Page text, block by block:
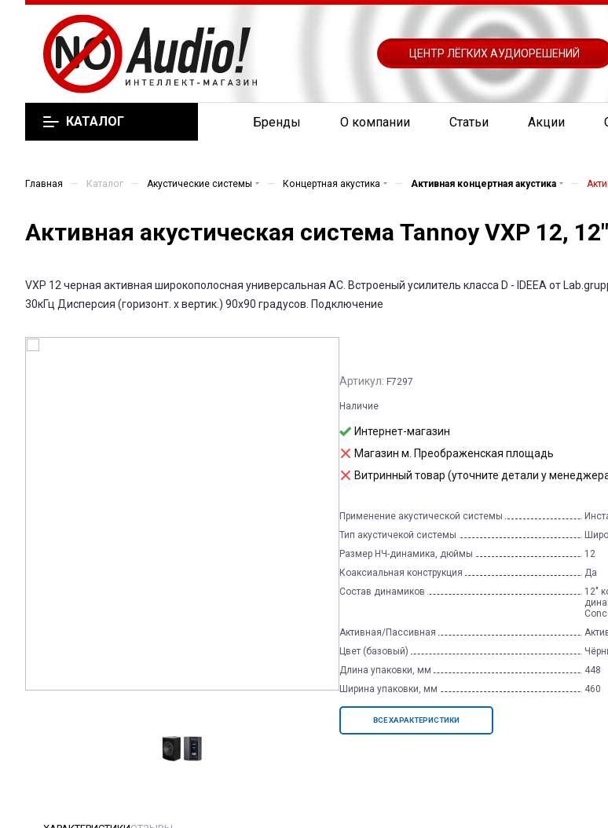
ЦЕНТР ЛЁГКИХ АУДИОРЕШЕНИЙ
КАТАЛОГ Бренды О компании Статьи Акции
Главная — Каталог — Акустические системы — Концертная акустика — Активная концертная акустика —
Активная акустическая система Tannoy VXP 12,
VXP 12 черная активная широкополосная универсальная АС. Встроеный усилитель класса D - IDEEA от
30кГц Дисперсия (горизонт. х вертик.) 90х90 градусов. Подключение
Артикул: F7297
Наличие
Интернет-магазин
Магазин м. Преображенская площадь
Витринный товар (уточните детали у
Применение акустической системы
Тип акустичекой системы
Размер НЧ-динамика, дюймы
12
Коаксиальная конструкция
Да
Состав динамиков
12"
Активная/Пассивная
Цвет (базовый)
Длина упаковки, мм
448
Ширина упаковки, мм
460
ВСЕ ХАРАКТЕРИСТИКИ